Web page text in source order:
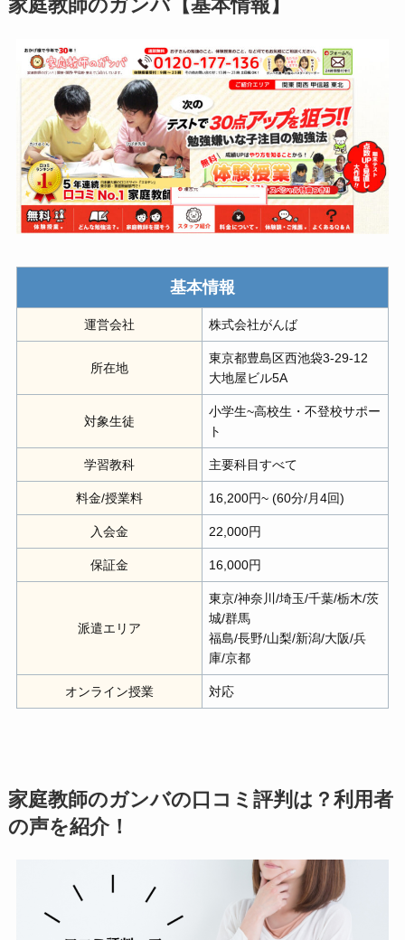
家庭教師のガンバ【基本情報】
基本情報
運営会社 株式会社がんば
所在地
東京都豊島区西池袋3-29-12
大地屋ビル5A
対象生徒
小学生~高校生・不登校サポー
ト
学習教科 主要科目すべて
料金/授業料 16,200円~ (60分/月4回)
入会金 22,000円
保証金 16,000円
派遣エリア
東京/神奈川/埼玉/千葉/栃木/茨
城/群馬
福島/長野/山梨/新潟/大阪/兵
庫/京都
オンライン授業 対応
家庭教師のガンバの口コミ評判は？利用者
の声を紹介！